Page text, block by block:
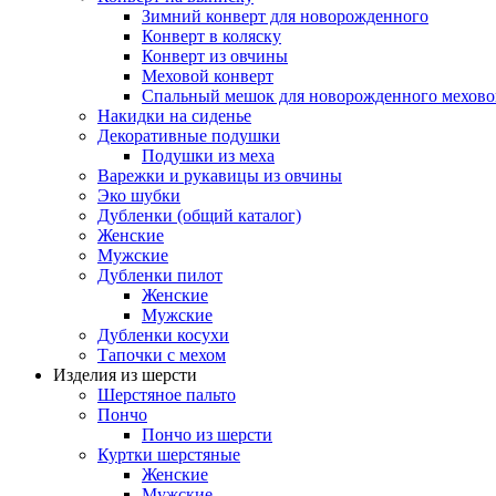
Зимний конверт для новорожденного
Конверт в коляску
Конверт из овчины
Меховой конверт
Спальный мешок для новорожденного
Накидки на сиденье
Декоративные подушки
Подушки из меха
Варежки и рукавицы из овчины
Эко шубки
Дубленки (общий каталог)
Женские
Мужские
Дубленки пилот
Женские
Мужские
Дубленки косухи
Тапочки с мехом
Изделия из шерсти
Шерстяное пальто
Пончо
Пончо из шерсти
Куртки шерстяные
Женские